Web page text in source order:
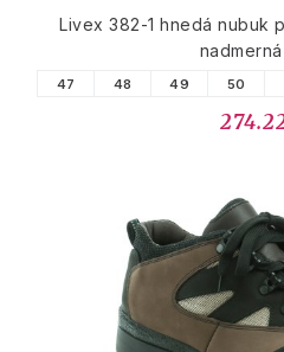
Livex 382-1 hnedá nubuk
47 48 49 50